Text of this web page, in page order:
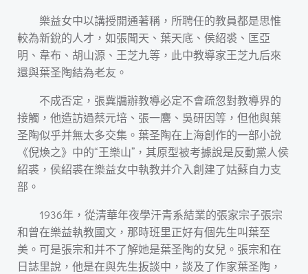
樂益女中以講授開通著稱，所聘任的教員都是思惟
較為新銳的人才，如張聞天、葉天底、侯紹裘、匡亞
明、韋布、胡山源、王芝九等，此中教導家王芝九后來
還與葉圣陶結為老友。
不成否定，張冀牖辦教導必定不會疏忽對教導界的
接觸，他造訪過蔡元培、張一麐、吳研因等，但他與葉
圣陶似乎并無太多交集。葉圣陶在上海創作的一部小說
《倪煥之》中的“王樂山”，其原型被考據說是反動黨人侯
紹裘，侯紹裘在樂益女中執教并介入創建了姑蘇自力支
部。
1936年，從清華年夜學汗青系結業的張家宗子張宗
和曾在樂益執教國文，那時班里正好有個先生叫葉至
美。可是張宗和并不了解她是葉圣陶的女兒。張宗和在
日誌里說，他是在與先生扳談中，談及了作家葉圣陶，